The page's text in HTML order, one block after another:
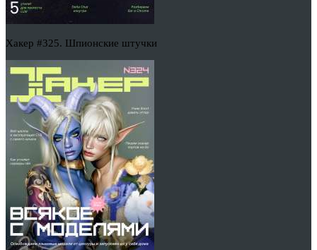
Хакер #325. Шпионские штучки